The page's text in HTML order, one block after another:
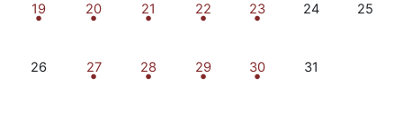
2 eventos, lunes, 19 mayo
19 1 evento, martes, 20 mayo
20 2 eventos, miércoles, 21 mayo
21 1 evento, jueves, 22 mayo
22 1 evento, viernes, 23
23 Sin eventos,
24 Sin
25
Sin eventos, lunes, 26 mayo
26 1 evento, martes, 27 mayo
27 2 eventos, miércoles, 28 mayo
28 1 evento, jueves, 29 mayo
29 1 evento, viernes, 30
30 Sin eventos,
31